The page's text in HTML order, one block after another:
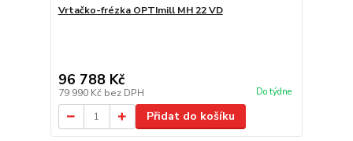
Vrtačko-frézka OPTImill MH 22 VD
96 788 Kč
79 990 Kč bez DPH Do týdne
Přidat do košíku